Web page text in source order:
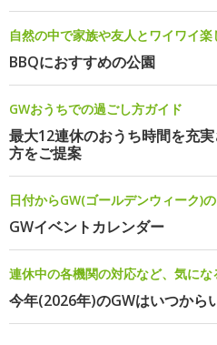
自然の中で家族や友人とワイワイ楽
BBQにおすすめの公園
GWおうちでの過ごし方ガイド
最大12連休のおうち時間を充
方をご提案
日付からGW(ゴールデンウィーク)
GWイベントカレンダー
連休中の各機関の対応など、気にな
今年(2026年)のGWはいつから